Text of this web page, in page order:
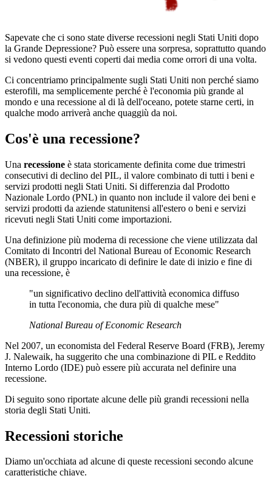
Sapevate che ci sono state diverse recessioni negli Stati Uniti dopo
la Grande Depressione? Può essere una sorpresa, soprattutto quando
si vedono questi eventi coperti dai media come orrori di una volta.
Ci concentriamo principalmente sugli Stati Uniti non perché siamo
esterofili, ma semplicemente perché è l'economia più grande al
mondo e una recessione al di là dell'oceano, potete starne certi, in
qualche modo arriverà anche quaggiù da noi.
Cos'è una recessione?
Una recessione è stata storicamente definita come due trimestri
consecutivi di declino del PIL, il valore combinato di tutti i beni e
servizi prodotti negli Stati Uniti. Si differenzia dal Prodotto
Nazionale Lordo (PNL) in quanto non include il valore dei beni e
servizi prodotti da aziende statunitensi all'estero o beni e servizi
ricevuti negli Stati Uniti come importazioni.
Una definizione più moderna di recessione che viene utilizzata dal
Comitato di Incontri del National Bureau of Economic Research
(NBER), il gruppo incaricato di definire le date di inizio e fine di
una recessione, è
"un significativo declino dell'attività economica diffuso
in tutta l'economia, che dura più di qualche mese"
National Bureau of Economic Research
Nel 2007, un economista del Federal Reserve Board (FRB), Jeremy
J. Nalewaik, ha suggerito che una combinazione di PIL e Reddito
Interno Lordo (IDE) può essere più accurata nel definire una
recessione.
Di seguito sono riportate alcune delle più grandi recessioni nella
storia degli Stati Uniti.
Recessioni storiche
Diamo un'occhiata ad alcune di queste recessioni secondo alcune
caratteristiche chiave.